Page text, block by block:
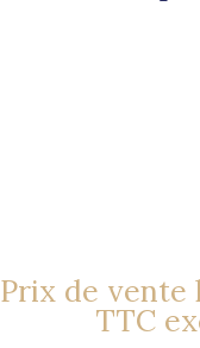
Prix de vente
TTC